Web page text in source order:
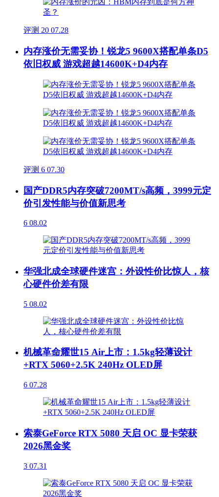
评测 20 07.28
内存涨价无需妥协！锐龙5 9600X搭配单条D5
依旧权威 游戏超越14600K+D4内存
评测 6 07.30
国产DDR5内存突破7200MT/s高频，3999元定
价引发性能与价值新思考
6 08.02
华强北成全球硬件迷宫：外设性价比惊人，核
心硬件价差有限
5 08.02
机械革命耀世15 Air上市：1.5kg轻薄设计
+RTX 5060+2.5K 240Hz OLED屏
6 07.28
索泰GeForce RTX 5080 天启 OC 显卡荣获
2026黑金奖
3 07.31